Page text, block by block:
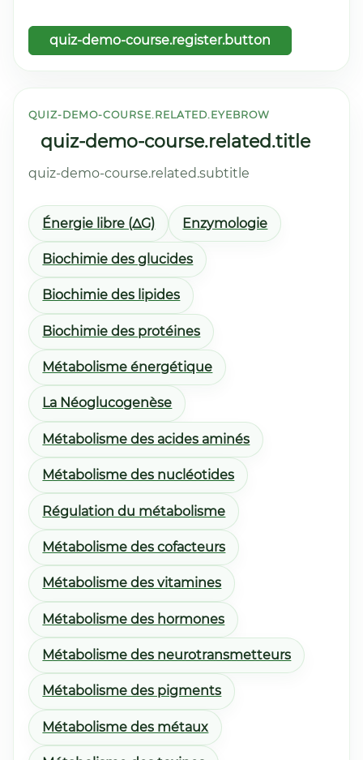
quiz-demo-course.register.button
QUIZ-DEMO-COURSE.RELATED.EYEBROW
quiz-demo-course.related.title
quiz-demo-course.related.subtitle
Énergie libre (ΔG) Enzymologie
Biochimie des glucides
Biochimie des lipides
Biochimie des protéines
Métabolisme énergétique
La Néoglucogenèse
Métabolisme des acides aminés
Métabolisme des nucléotides
Régulation du métabolisme
Métabolisme des cofacteurs
Métabolisme des vitamines
Métabolisme des hormones
Métabolisme des neurotransmetteurs
Métabolisme des pigments
Métabolisme des métaux